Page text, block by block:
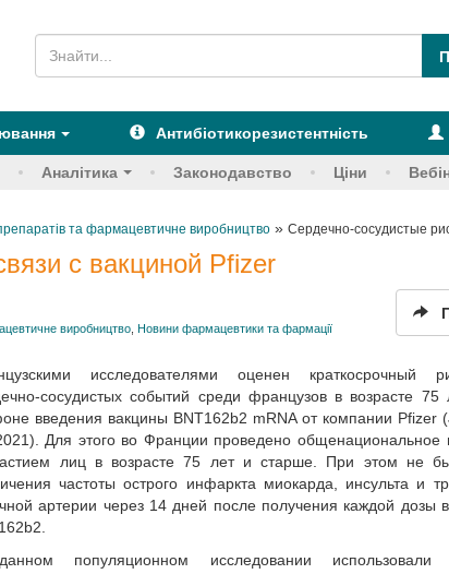
Антибіотикорезистентність
Аналітика Законодавство Ціни
та фармацевтичне виробництво » Сердечно-сосудистые
с вакциной Pfizer
виробництво Новини фармацевтики та фармації
исследователями оценен краткосрочный
сосудистых событий среди французов в возрасте
введения вакцины BNT162b2 mRNA от компании Pfizer
Для этого во Франции проведено общенациональное
лиц в возрасте 75 лет и старше. При этом не
частоты острого инфаркта миокарда, инсульта и
артерии через 14 дней после получения каждой дозы
популяционном исследовании использовали